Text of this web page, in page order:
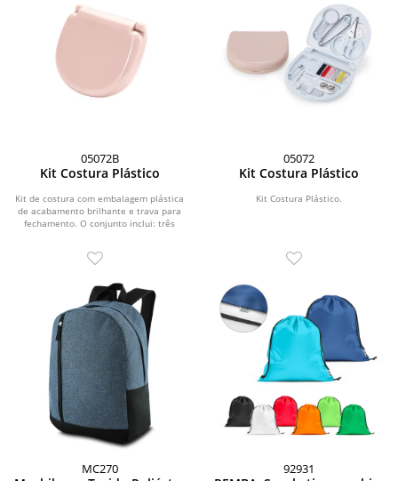
05072B
Kit Costura Plástico
Kit de costura com embalagem plástica
de acabamento brilhante e trava para
fechamento. O conjunto inclui: três
05072
Kit Costura Plástico
Kit Costura Plástico.
MC270 92931